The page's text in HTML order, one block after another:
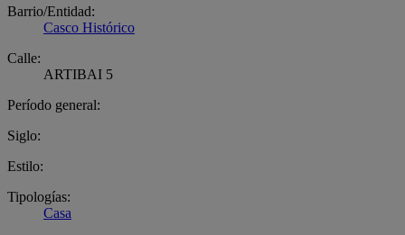
Barrio/Entidad:
Casco Histórico
Calle:
ARTIBAI 5
Período general:
Siglo:
Estilo:
Tipologías:
Casa